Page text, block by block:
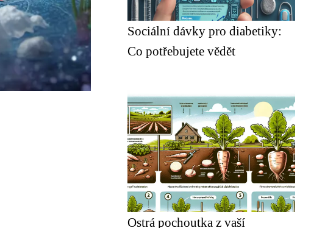
Sociální dávky pro diabetiky:
Co potřebujete vědět
Ostrá pochoutka z vaší